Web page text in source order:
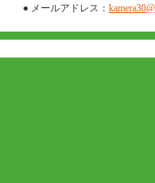
● メールアドレス ：